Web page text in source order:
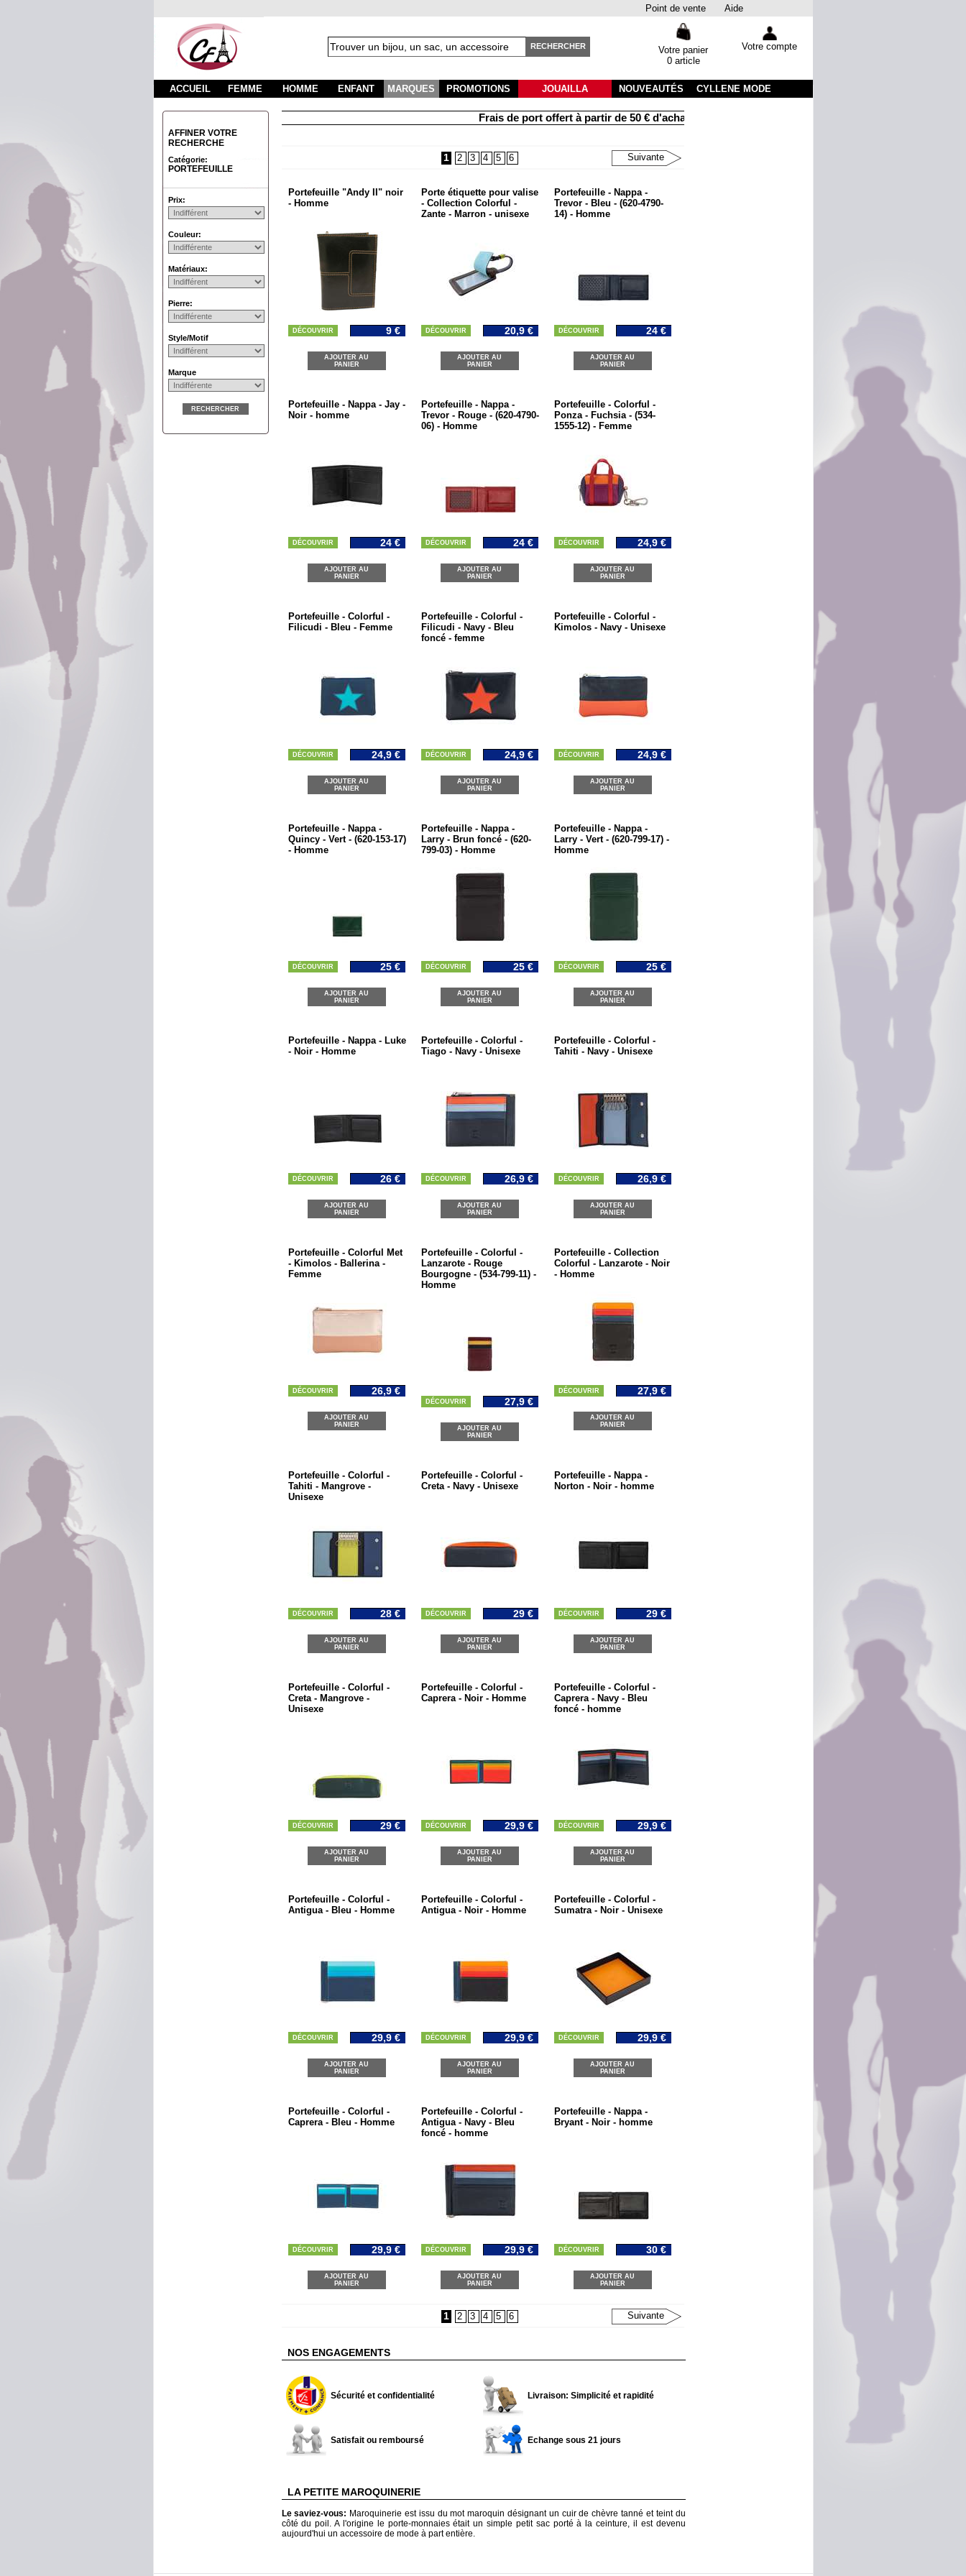
Point de vente Aide
RECHERCHER
Votre panier
0 article
Votre compte
ACCUEIL FEMME HOMME ENFANT MARQUES PROMOTIONS JOUAILLA NOUVEAUTÉS CYLLENE MODE
AFFINER VOTRE
RECHERCHE
Catégorie:
PORTEFEUILLE
Prix:
Couleur:
Matériaux:
Pierre:
Style/Motif
Marque
RECHERCHER
Frais de port offert à partir de 50 € d'achats Livraison sous 48 heures par colissimo avec suivi
1 2 3 4 5 6 Suivante
Portefeuille "Andy II" noir
- Homme
DÉCOUVRIR 9 €
AJOUTER AU
PANIER
Porte étiquette pour valise
- Collection Colorful -
Zante - Marron - unisexe
DÉCOUVRIR 20,9 €
AJOUTER AU
PANIER
Portefeuille - Nappa -
Trevor - Bleu - (620-4790-
14) - Homme
DÉCOUVRIR 24 €
AJOUTER AU
PANIER
Portefeuille - Nappa - Jay -
Noir - homme
DÉCOUVRIR 24 €
AJOUTER AU
PANIER
Portefeuille - Nappa -
Trevor - Rouge - (620-4790-
06) - Homme
DÉCOUVRIR 24 €
AJOUTER AU
PANIER
Portefeuille - Colorful -
Ponza - Fuchsia - (534-
1555-12) - Femme
DÉCOUVRIR 24,9 €
AJOUTER AU
PANIER
Portefeuille - Colorful -
Filicudi - Bleu - Femme
DÉCOUVRIR 24,9 €
AJOUTER AU
PANIER
Portefeuille - Colorful -
Filicudi - Navy - Bleu
foncé - femme
DÉCOUVRIR 24,9 €
AJOUTER AU
PANIER
Portefeuille - Colorful -
Kimolos - Navy - Unisexe
DÉCOUVRIR 24,9 €
AJOUTER AU
PANIER
Portefeuille - Nappa -
Quincy - Vert - (620-153-17)
- Homme
DÉCOUVRIR 25 €
AJOUTER AU
PANIER
Portefeuille - Nappa -
Larry - Brun foncé - (620-
799-03) - Homme
DÉCOUVRIR 25 €
AJOUTER AU
PANIER
Portefeuille - Nappa -
Larry - Vert - (620-799-17) -
Homme
DÉCOUVRIR 25 €
AJOUTER AU
PANIER
Portefeuille - Nappa - Luke
- Noir - Homme
DÉCOUVRIR 26 €
AJOUTER AU
PANIER
Portefeuille - Colorful -
Tiago - Navy - Unisexe
DÉCOUVRIR 26,9 €
AJOUTER AU
PANIER
Portefeuille - Colorful -
Tahiti - Navy - Unisexe
DÉCOUVRIR 26,9 €
AJOUTER AU
PANIER
Portefeuille - Colorful Met
- Kimolos - Ballerina -
Femme
DÉCOUVRIR 26,9 €
AJOUTER AU
PANIER
Portefeuille - Colorful -
Lanzarote - Rouge
Bourgogne - (534-799-11) -
Homme
DÉCOUVRIR 27,9 €
AJOUTER AU
PANIER
Portefeuille - Collection
Colorful - Lanzarote - Noir
- Homme
DÉCOUVRIR 27,9 €
AJOUTER AU
PANIER
Portefeuille - Colorful -
Tahiti - Mangrove -
Unisexe
DÉCOUVRIR 28 €
AJOUTER AU
PANIER
Portefeuille - Colorful -
Creta - Navy - Unisexe
DÉCOUVRIR 29 €
AJOUTER AU
PANIER
Portefeuille - Nappa -
Norton - Noir - homme
DÉCOUVRIR 29 €
AJOUTER AU
PANIER
Portefeuille - Colorful -
Creta - Mangrove -
Unisexe
DÉCOUVRIR 29 €
AJOUTER AU
PANIER
Portefeuille - Colorful -
Caprera - Noir - Homme
DÉCOUVRIR 29,9 €
AJOUTER AU
PANIER
Portefeuille - Colorful -
Caprera - Navy - Bleu
foncé - homme
DÉCOUVRIR 29,9 €
AJOUTER AU
PANIER
Portefeuille - Colorful -
Antigua - Bleu - Homme
DÉCOUVRIR 29,9 €
AJOUTER AU
PANIER
Portefeuille - Colorful -
Antigua - Noir - Homme
DÉCOUVRIR 29,9 €
AJOUTER AU
PANIER
Portefeuille - Colorful -
Sumatra - Noir - Unisexe
DÉCOUVRIR 29,9 €
AJOUTER AU
PANIER
Portefeuille - Colorful -
Caprera - Bleu - Homme
DÉCOUVRIR 29,9 €
AJOUTER AU
PANIER
Portefeuille - Colorful -
Antigua - Navy - Bleu
foncé - homme
DÉCOUVRIR 29,9 €
AJOUTER AU
PANIER
Portefeuille - Nappa -
Bryant - Noir - homme
DÉCOUVRIR 30 €
AJOUTER AU
PANIER
1 2 3 4 5 6 Suivante
NOS ENGAGEMENTS
Sécurité et confidentialité Livraison: Simplicité et rapidité
Satisfait ou remboursé Echange sous 21 jours
LA PETITE MAROQUINERIE
Le saviez-vous: Maroquinerie est issu du mot maroquin désignant un cuir de chèvre tanné et teint du
côté du poil. A l'origine le porte-monnaies était un simple petit sac porté à la ceinture, il est devenu
aujourd'hui un accessoire de mode à part entière.